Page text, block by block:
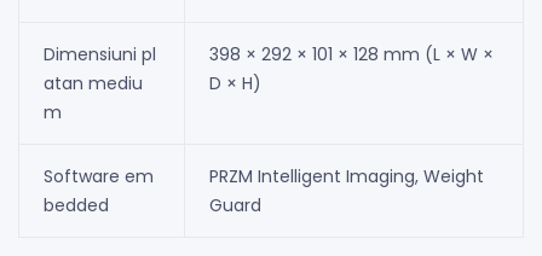
Dimensiuni pl
atan mediu
m
398 × 292 × 101 × 128 mm (L × W ×
D × H)
Software em
bedded
PRZM Intelligent Imaging, Weight
Guard